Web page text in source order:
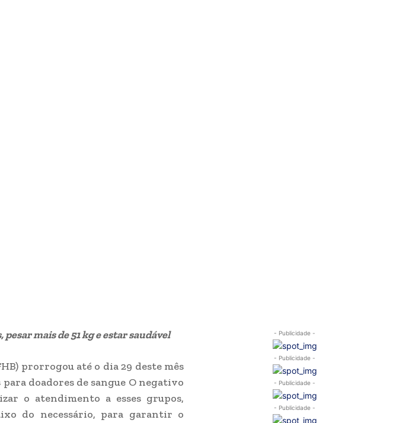
mais de 51 kg e estar saudável
prorrogou até o dia 29 deste mês
doadores de sangue O negativo
o atendimento a esses grupos,
do necessário, para garantir o
- Publicidade -
- Publicidade -
- Publicidade -
- Publicidade -